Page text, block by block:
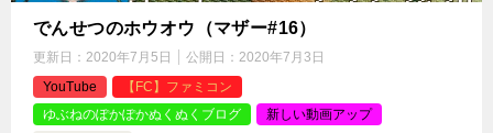
でんせつのホウオウ（マザー#16）
更新日： 2020年7月5日 公開日： 2020年7月3日
YouTube
【FC】ファミコン
ゆぶねのぽかぽかぬくぬくブログ
新しい動画アップ